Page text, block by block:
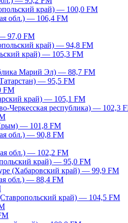
край) — 100,0 FM
обл.) — 106,4 FM
97,0 FM
край) — 94,8 FM
край) — 105,3 FM
Марий Эл) — 88,7 FM
— 95,5 FM
FM
край) — 105,1 FM
Черкесская республика) — 102,3
— 101,8 FM
обл.) — 90,8 FM
обл.) — 102,2 FM
край) — 95,0 FM
(Хабаровский край) — 99,9 FM
обл.) — 88,4 FM
край) — 104,5 FM